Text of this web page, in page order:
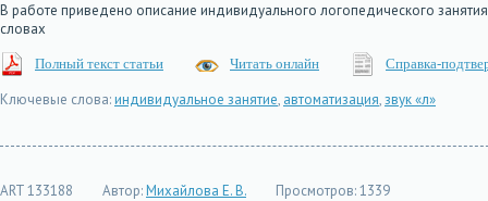
В работе приведено описание индивидуального логопедического
словах
Полный текст статьи Читать онлайн Справка-
Ключевые слова:индивидуальное занятие, автоматизация,звук «л»
ART 133188 Автор:Михайлова Е. В. Просмотров:1339